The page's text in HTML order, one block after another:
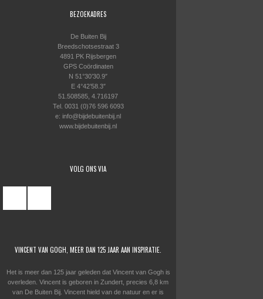
BEZOEKADRES
De Buiten Bij
Breedschotsestraat 3
4891 PK Rijsbergen
GPS Coördinaten
N 51°30’30.9″
E 4°42’58.3″
51.508585, 4.716197
Tel. 0031 (0)76 596 6093
e: info@bijdebuitenbij.nl
www.bijdebuitenbij.nl
VOLG ONS VIA
VINCENT VAN GOGH, MEER DAN 125 JAAR AAN INSPIRATIE.
Het is meer dan 125 jaar geleden dat Vincent van Gogh is
overleden. Vincent is geboren in Zundert, precies 6,8 km
van De Buiten Bij. Vincent hield van de natuur en er is